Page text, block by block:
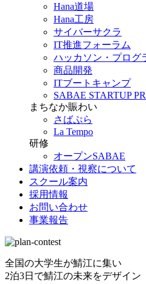
Hana道場
Hana工房
サイバーサクラ
IT推進フォーラム
ハッカソン・プログ
商品開発
ITブートキャンプ
SABAE STARTUP
まちなか賑わい
さばぷら
La Tempo
研修
オープンSABAE
講演依頼・視察について
スクール案内
採用情報
お問い合わせ
事業報告
全国の大学生が鯖江に集い
2泊3日で鯖江の未来をデザイン